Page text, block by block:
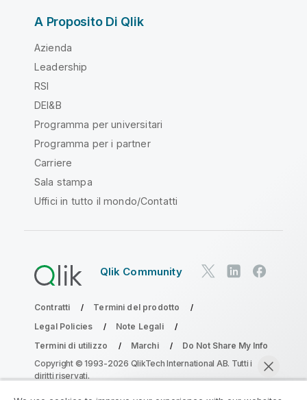
A Proposito Di Qlik
Azienda
Leadership
RSI
DEI&B
Programma per universitari
Programma per i partner
Carriere
Sala stampa
Uffici in tutto il mondo/Contatti
Qlik Community
Contratti
Termini del prodotto
Legal Policies
Note Legali
Termini di utilizzo
Marchi
Do Not Share My Info
Copyright © 1993-2026 QlikTech International AB. Tutti i
diritti riservati.